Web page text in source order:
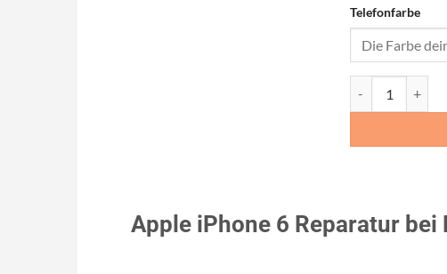
Telefonfarbe
Apple iPhone 6 Reparatur bei